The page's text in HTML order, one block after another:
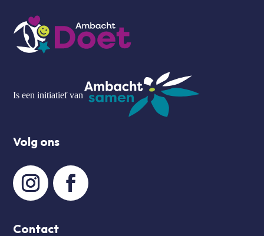
Is een initiatief van
Volg ons
Contact